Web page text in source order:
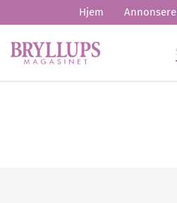
Hjem Annonsere